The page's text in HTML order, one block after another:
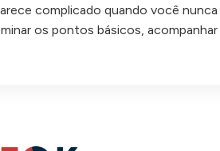
complicado quando você
os pontos básicos,